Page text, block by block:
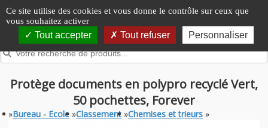
Panneau de gestion des cookies
Ce site utilise des cookies et vous donne le contrôle sur ceux que
vous souhaitez activer
Tout accepter Tout refuser Personnaliser
Protège documents en polypro recyclé Vert,
50 pochettes, Forever
»Bureau - Ecole »Classement »Chemises et trieurs »